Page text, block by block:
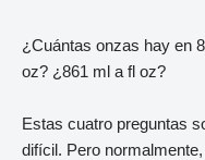
¿Cuántas onzas hay en
oz? ¿861 ml a fl oz?
Estas cuatro preguntas
difícil. Pero